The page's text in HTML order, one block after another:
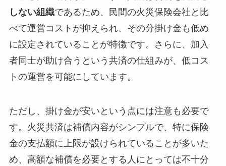
しない組織であるため、民間の火災保険会社と比
べて運営コストが抑えられ、その分掛け金も低め
に設定されていることが特徴です。さらに、加入
者同士が助け合うという共済の仕組みが、低コス
トの運営を可能にしています。
ただし、掛け金が安いという点には注意も必要で
す。火災共済は補償内容がシンプルで、特に保険
金の支払額に上限が設けられていることが多いた
め、高額な補償を必要とする人にとっては不十分